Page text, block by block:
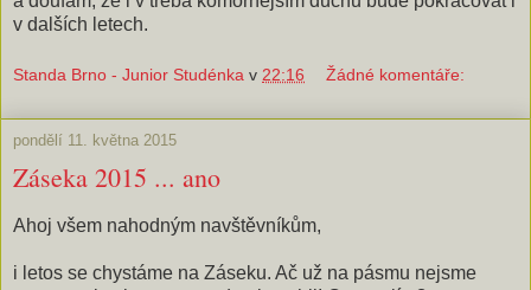
v dalších letech.
Standa Brno - Junior Studénka v 22:16 Žádné komentáře:
pondělí 11. května 2015
Záseka 2015 ... ano
Ahoj všem nahodným navštěvníkům,
i letos se chystáme na Záseku. Ač už na pásmu nejsme